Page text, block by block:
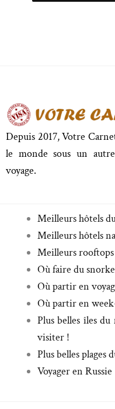
Depuis 2017, Votre
le monde sous un
voyage.
Meilleurs hôtels
Meilleurs hôtels
Meilleurs
Où faire du
Où partir en
Où partir en
Plus belles îles du
visiter !
Plus belles plages
Voyager en Russie